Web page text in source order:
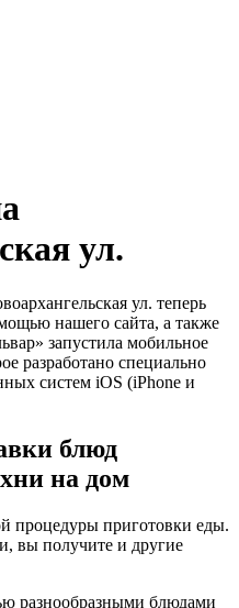
ул.
ул. теперь
нашего сайта, а также
запустила мобильное
разработано специально
систем iOS (iPhone и
блюд
на дом
процедуры приготовки еды.
вы получите и другие
разнообразными блюдами